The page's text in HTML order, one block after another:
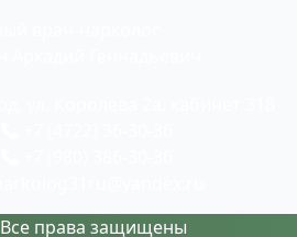
Все права защищены